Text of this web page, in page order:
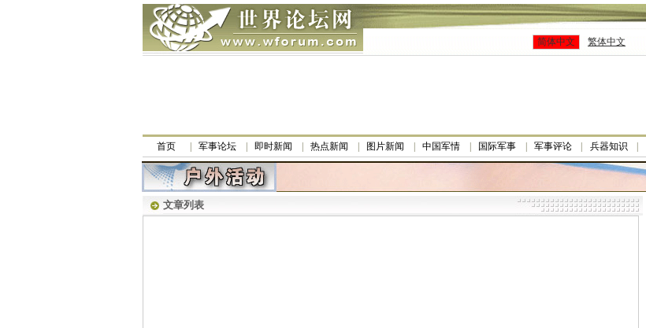
简体中文 繁体中文
首页 军事论坛 即时新闻 热点新闻 图片新闻 中国军情 国际军事 军事评论 兵器知识
文章列表